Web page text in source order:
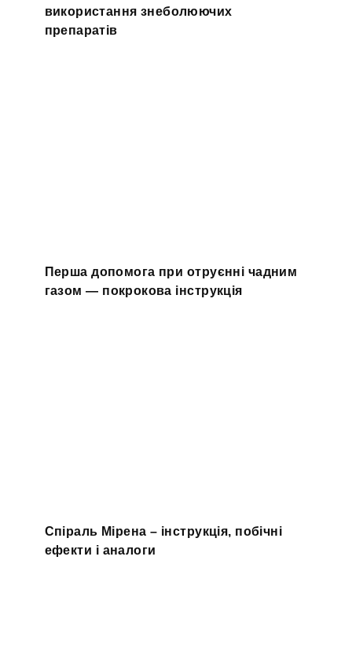
використання знеболюючих
препаратів
Перша допомога при отруєнні чадним
газом — покрокова інструкція
Спіраль Мірена – інструкція, побічні
ефекти і аналоги